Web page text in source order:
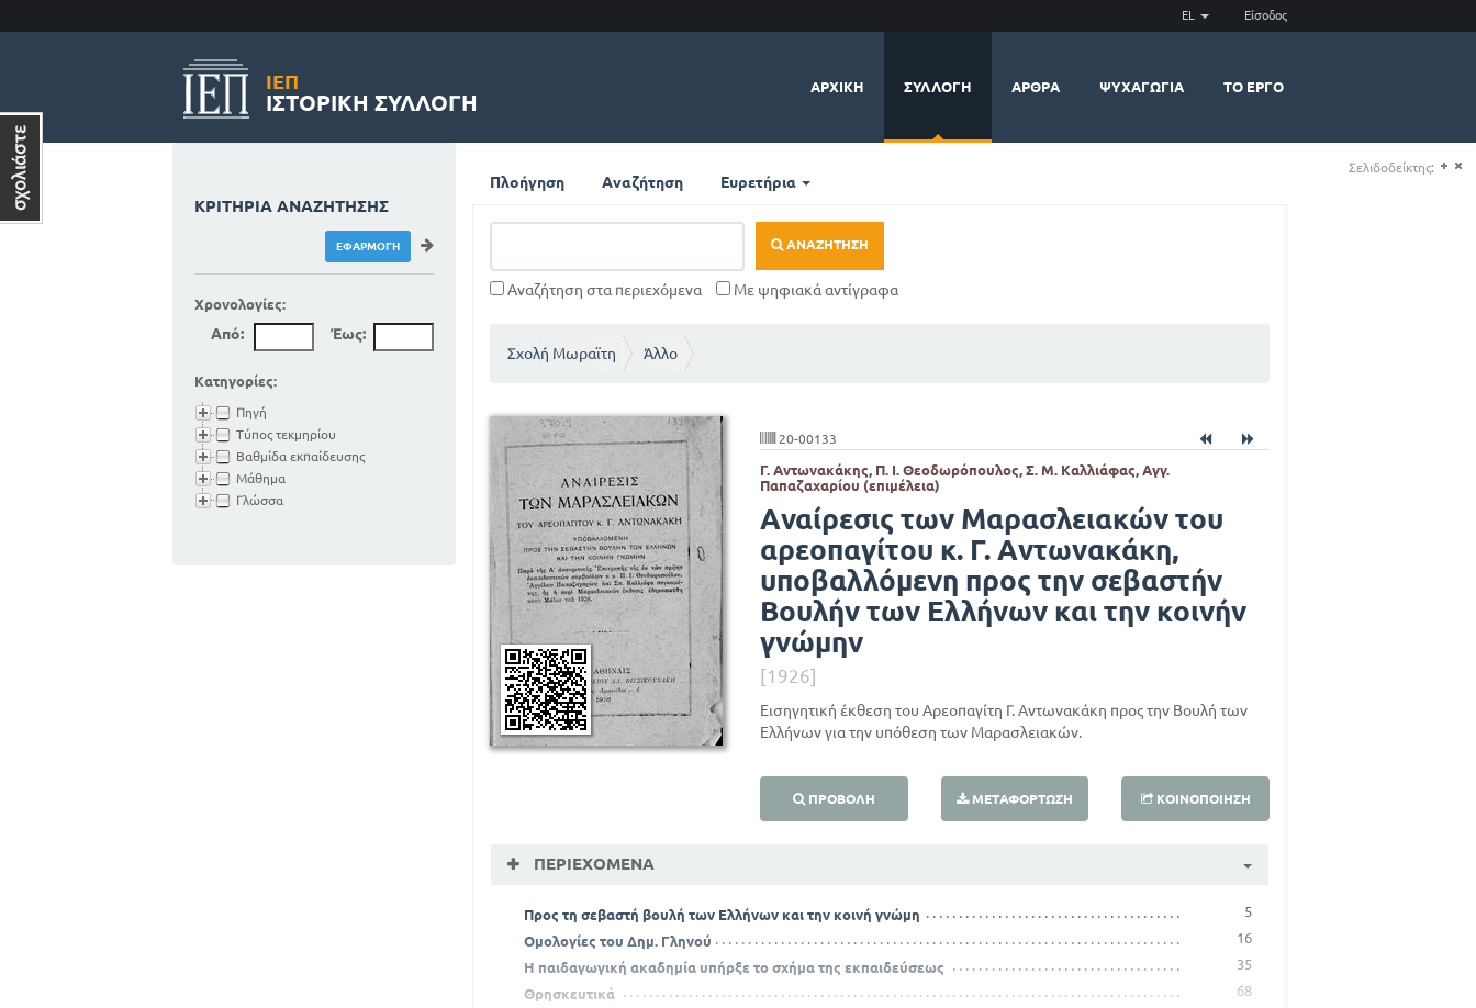
EL Είσοδος
ΙΕΠ
ΙΣΤΟΡΙΚΉ ΣΥΛΛΟΓΉ
ΑΡΧΙΚΉ ΣΥΛΛΟΓΉ ΆΡΘΡΑ ΨΥΧΑΓΩΓΊΑ ΤΟ ΈΡΓΟ
Πλοήγηση Αναζήτηση Ευρετήρια
ΑΝΑΖΉΤΗΣΗ
Αναζήτηση στα περιεχόμενα Με ψηφιακά αντίγραφα
Σχολή Μωραϊτη Άλλο
20-00133
Γ. Αντωνακάκης, Π. Ι. Θεοδωρόπουλος, Σ. Μ. Καλλιάφας, Αγγ.
Παπαζαχαρίου (επιμέλεια)
Αναίρεσις των Μαρασλειακών του
αρεοπαγίτου κ. Γ. Αντωνακάκη,
υποβαλλόμενη προς την σεβαστήν
Βουλήν των Ελλήνων και την κοινήν
γνώμην
[1926]
Εισηγητική έκθεση του Αρεοπαγίτη Γ. Αντωνακάκη προς την Βουλή των
Ελλήνων για την υπόθεση των Μαρασλειακών.
ΠΡΟΒΟΛΉ ΜΕΤΑΦΌΡΤΩΣΗ ΚΟΙΝΟΠΟΊΗΣΗ
ΠΕΡΙΕΧΌΜΕΝΑ
Προς τη σεβαστή βουλή των Ελλήνων και την κοινή γνώμη
5
Ομολογίες του Δημ. Γληνού
16
Η παιδαγωγική ακαδημία υπήρξε το σχήμα της εκπαιδεύσεως
35
Θρησκευτικά
68
ΚΡΙΤΉΡΙΑ ΑΝΑΖΉΤΗΣΗΣ
Χρονολογίες:
Από: Έως:
Κατηγορίες:
Πηγή
Τύπος τεκμηρίου
Βαθμίδα εκπαίδευσης
Μάθημα
Γλώσσα
Σελιδοδείκτης: